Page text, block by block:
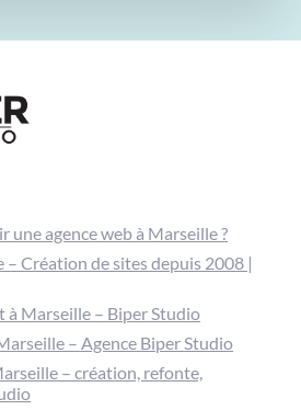
une agence web à Marseille ?
– Création de sites depuis 2008 |
à Marseille – Biper Studio
– Agence Biper Studio
– création, refonte,